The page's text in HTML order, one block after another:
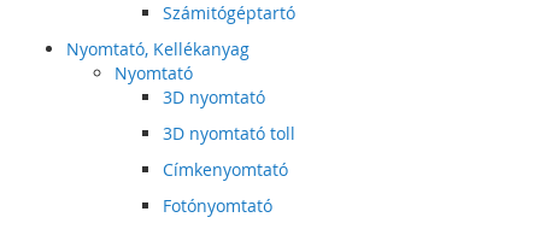
Számitógéptartó
Nyomtató, Kellékanyag
Nyomtató
3D nyomtató
3D nyomtató toll
Címkenyomtató
Fotónyomtató